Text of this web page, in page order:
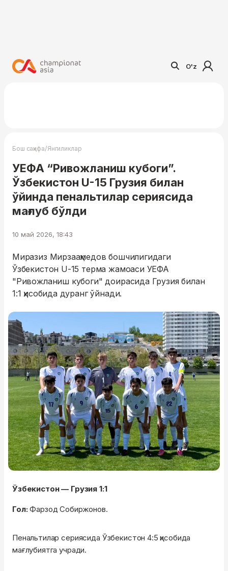
O'z
Бош саҳифа/Янгиликлар
УЕФА “Ривожланиш кубоги”.
Ўзбекистон U-15 Грузия билан
ўйинда пенальтилар сериясида
мағлуб бўлди
10 май 2026, 18:43
Миразиз Мирзааҳмедов бошчилигидаги
Ўзбекистон U-15 терма жамоаси УЕФА
"Ривожланиш кубоги" доирасида Грузия билан
1:1 ҳисобида дуранг ўйнади.
Ўзбекистон — Грузия 1:1
Гол:Фарзод Собиржонов.
Пенальтилар сериясида Ўзбекистон 4:5 ҳисобида
мағлубиятга учради.